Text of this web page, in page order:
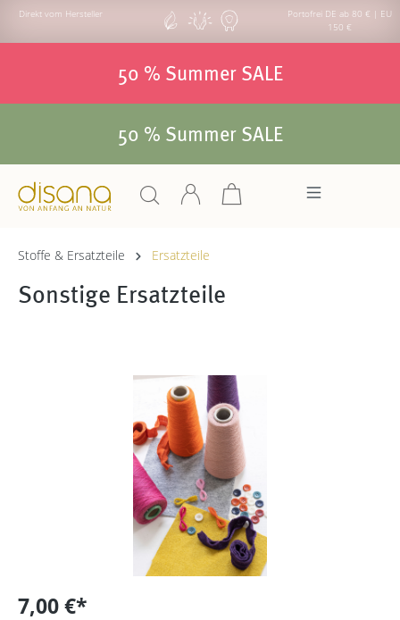
Direkt vom Hersteller
Portofrei DE ab 80 € | EU
150 €
50 % Summer SALE
50 % Summer SALE
Stoffe & Ersatzteile Ersatzteile
Sonstige Ersatzteile
7,00 €*